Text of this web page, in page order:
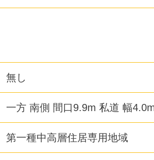
無し
一方 南側 間口9.9m 私道 幅
第一種中高層住居専用地域